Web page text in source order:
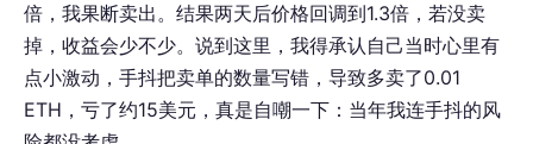
倍，我果断卖出。结果两天后价格回调到1.3倍，若没卖
掉，收益会少不少。说到这里，我得承认自己当时心里有
点小激动，手抖把卖单的数量写错，导致多卖了0.01
ETH，亏了约15美元，真是自嘲一下：当年我连手抖的风